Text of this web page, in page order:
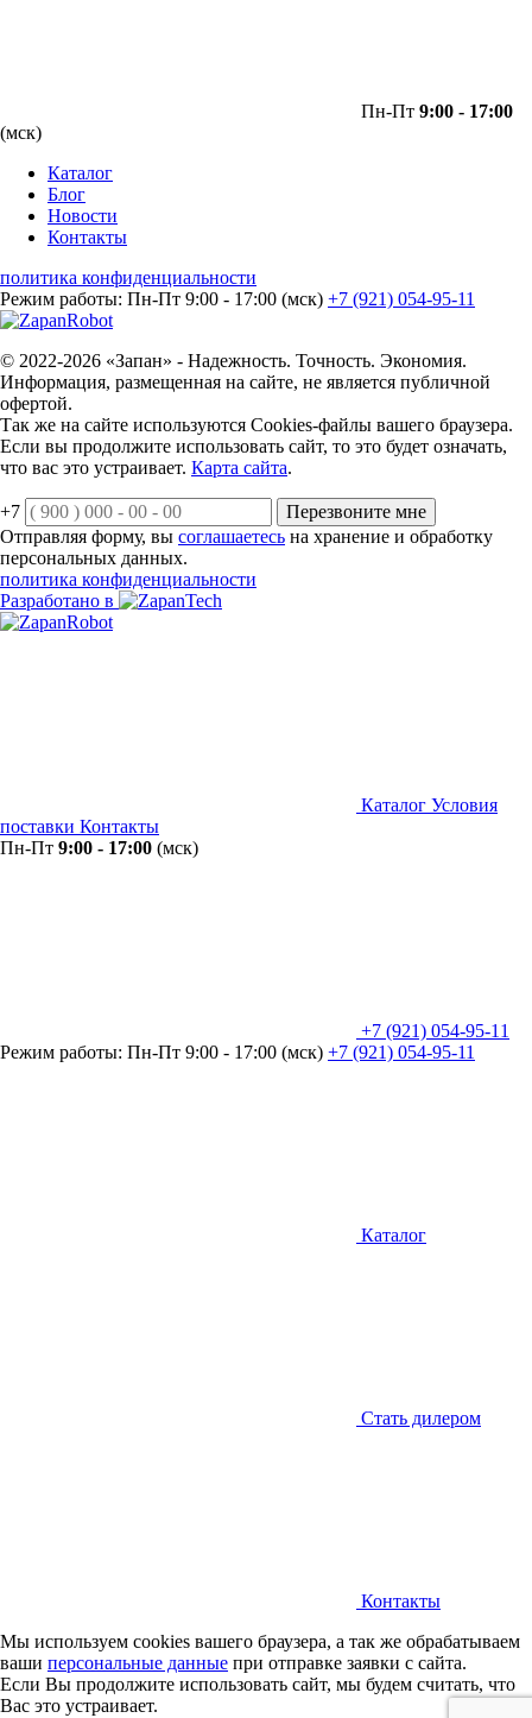
Пн-Пт 9:00 - 17:00
(мск)
Каталог
Блог
Новости
Контакты
политика конфиденциальности
Режим работы: Пн-Пт 9:00 - 17:00 (мск) +7 (921) 054-95-11
© 2022-2026 «Запан» - Надежность. Точность. Экономия.
Информация, размещенная на сайте, не является публичной
офертой.
Так же на сайте используются Cookies-файлы вашего браузера.
Если вы продолжите использовать сайт, то это будет означать,
что вас это устраивает. Карта сайта.
+7
Перезвоните мне
Отправляя форму, вы соглашаетесь на хранение и обработку
персональных данных.
политика конфиденциальности
Разработано в
Каталог Условия
поставки Контакты
Пн-Пт 9:00 - 17:00 (мск)
+7 (921) 054-95-11
Режим работы: Пн-Пт 9:00 - 17:00 (мск) +7 (921) 054-95-11
Каталог
Стать дилером
Контакты
Мы используем cookies вашего браузера, а так же обрабатываем
ваши персональные данные при отправке заявки с сайта.
Если Вы продолжите использовать сайт, мы будем считать, что
Вас это устраивает.